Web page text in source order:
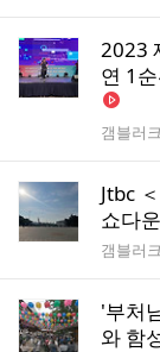
2023
연 1
게시판명
갬블러
Jtbc
쇼다
게시판명
갬블러
'부처
와 함